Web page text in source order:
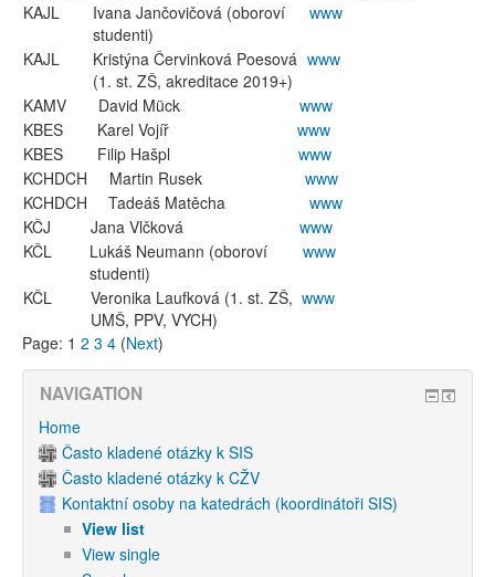
KAJL
Ivana Jančovičová (oboroví
studenti)
www
KAJL
Kristýna Červinková Poesová
(1. st. ZŠ, akreditace 2019+)
www
KAMV David Mück
www
KBES
Karel Vojíř
www
KBES
Filip Hašpl
www
KCHDCH
Martin Rusek
www
KCHDCH
Tadeáš Matěcha
www
KČJ
Jana Vlčková
www
KČL
Lukáš Neumann (oboroví
studenti)
www
KČL
Veronika Laufková (1. st. ZŠ,
UMŠ, PPV, VYCH)
www
Page: 1 2 3 4 (Next)
NAVIGATION
Home
Často kladené otázky k SIS
Často kladené otázky k CŽV
Kontaktní osoby na katedrách (koordinátoři SIS)
View list
View single